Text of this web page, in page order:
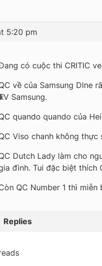
5:20 pm
có cuộc thi CRITIC
về của Samsung Dlne
Samsung.
quando quando của
Viso chanh không
Dutch Lady làm cho
đình. Tui đặc biệt thích
QC Number 1 thì miễn
Replies